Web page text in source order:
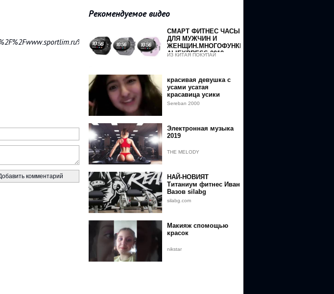
Рекомендуемое видео
СМАРТ ФИТНЕС ЧАСЫ
ДЛЯ МУЖЧИН И
ЖЕНЩИН.МНОГОФУНКЦИОНАЛЬНЫЕ,
ALIEXPRESS 2019
ИЗ КИТАЯ ПОКУПАЙ
красивая девушка с
усами усатая
красавица усики
красивые волосы над
Sereban 2000
Электронная музыка
2019
THE MELODY
НАЙ-НОВИЯТ
Титаниум фитнес Иван
Вазов silabg
silabg.com
Макияж спомощью
красок
nikstar